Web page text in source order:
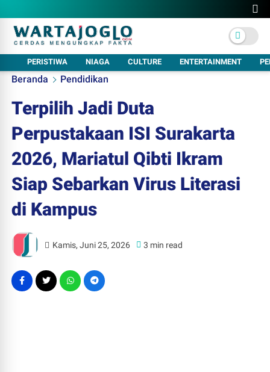
PERISTIWA NIAGA CULTURE ENTERTAINMENT
Beranda Pendidikan
Terpilih Jadi Duta
Perpustakaan ISI Surakarta
2026, Mariatul Qibti Ikram
Siap Sebarkan Virus Literasi
di Kampus
Kamis, Juni 25, 2026 3 min read